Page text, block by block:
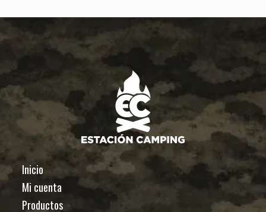
Inicio
Mi cuenta
Productos